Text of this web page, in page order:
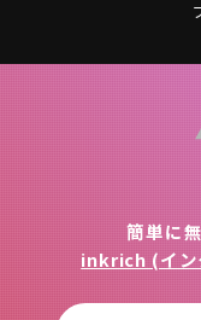
簡単に
inkrich (イン